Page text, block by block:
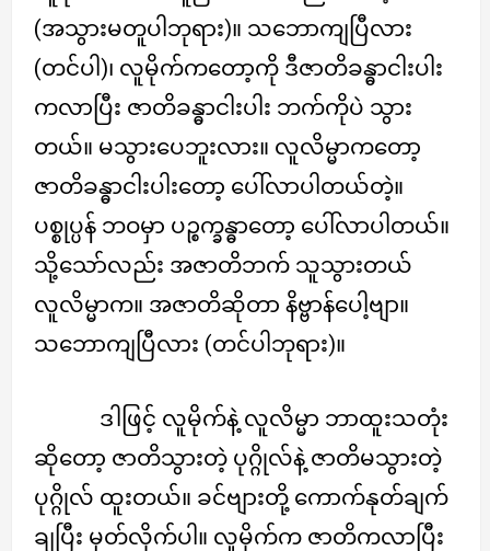
(အသွားမတူပါဘုရား)။ သဘောကျပြီလား
(တင်ပါ)၊ လူမိုက်ကတော့ကို ဒီဇာတိခန္ဓာငါးပါး
ကလာပြီး ဇာတိခန္ဓာငါးပါး ဘက်ကိုပဲ သွား
တယ်။ မသွားပေဘူးလား။ လူလိမ္မာကတော့
ဇာတိခန္ဓာငါးပါးတော့ ပေါ်လာပါတယ်တဲ့။
ပစ္စုပ္ပန် ဘဝမှာ ပဉ္စက္ခန္ဓာတော့ ပေါ်လာပါတယ်။
သို့သော်လည်း အဇာတိဘက် သူသွားတယ်
လူလိမ္မာက။ အဇာတိဆိုတာ နိဗ္ဗာန်ပေါ့ဗျာ။
သဘောကျပြီလား (တင်ပါဘုရား)။
ဒါဖြင့် လူမိုက်နဲ့ လူလိမ္မာ ဘာထူးသတုံး
ဆိုတော့ ဇာတိသွားတဲ့ ပုဂ္ဂိုလ်နဲ့ ဇာတိမသွားတဲ့
ပုဂ္ဂိုလ် ထူးတယ်။ ခင်ဗျားတို့ ကောက်နုတ်ချက်
ချပြီး မှတ်လိုက်ပါ။ လူမိုက်က ဇာတိကလာပြီး